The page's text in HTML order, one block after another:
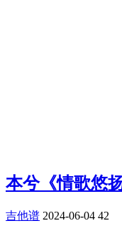
本兮《情歌悠
吉他谱 2024-06-04 42